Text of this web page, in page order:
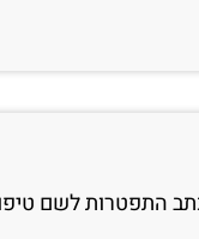
התפטרות לשם